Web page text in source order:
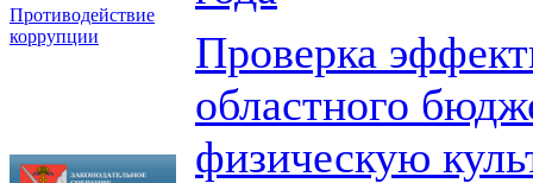
Противодействие
коррупции
Проверка
областного
физическую